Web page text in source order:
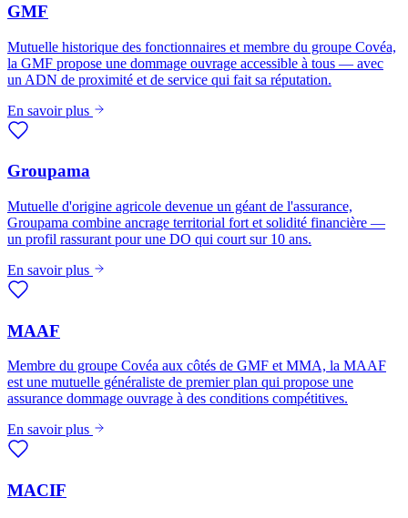
GMF
Mutuelle historique des fonctionnaires et membre du groupe Covéa,
la GMF propose une dommage ouvrage accessible à tous — avec
un ADN de proximité et de service qui fait sa réputation.
En savoir plus
Groupama
Mutuelle d'origine agricole devenue un géant de l'assurance,
Groupama combine ancrage territorial fort et solidité financière —
un profil rassurant pour une DO qui court sur 10 ans.
En savoir plus
MAAF
Membre du groupe Covéa aux côtés de GMF et MMA, la MAAF
est une mutuelle généraliste de premier plan qui propose une
assurance dommage ouvrage à des conditions compétitives.
En savoir plus
MACIF